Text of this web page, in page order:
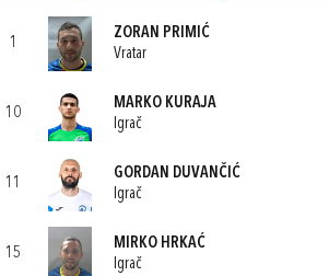
1
ZORAN PRIMIĆ
Vratar
10
MARKO KURAJA
Igrač
11
GORDAN DUVANČIĆ
Igrač
15
MIRKO HRKAĆ
Igrač